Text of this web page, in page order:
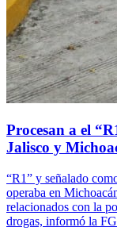
Procesan a el
Jalisco y
“R1” y señalado
operaba en
relacionados con la
drogas, informó la